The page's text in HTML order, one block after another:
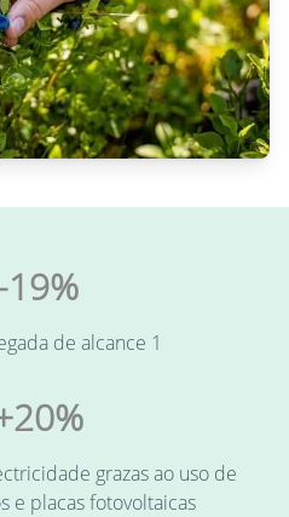
19%
de alcance 1
grazas ao uso de
e placas fotovoltaicas